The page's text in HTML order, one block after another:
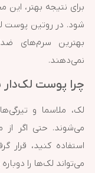
برای نتیجه بهتر، این
شود. در روتین پوست
بهترین سرم‌های
نمی‌دهند.
چرا پوست لک‌دار
لک، ملاسما و
می‌شوند. حتی اگر از
استفاده کنید،
می‌تواند لک‌ها را